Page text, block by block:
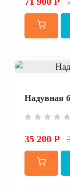
Надувная
35 200 Р